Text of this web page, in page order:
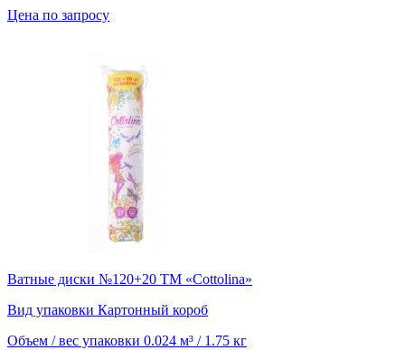
Цена по запросу
Ватные диски №120+20 ТМ «Cottolina»
Вид упаковки Картонный короб
Объем / вес упаковки 0.024 м³ / 1.75 кг